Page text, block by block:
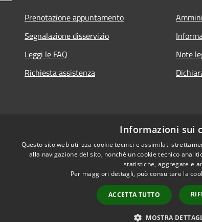
Prenotazione appuntamento
Segnalazione disservizio
Leggi le FAQ
Richiesta assistenza
Note
Informazioni sui
Questo sito web utilizza cookie tecnici e assimilati
alla navigazione del sito, nonché un cookie tecnico
statistiche, aggregate e
Per maggiori dettagli, può consultare la
ACCETTA TUTTO
MOSTRA